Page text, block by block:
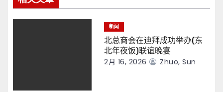
新闻
北总商会在迪拜成功举办(东
北年夜饭)联谊晚宴
2月 16, 2026 Zhuo, Sun